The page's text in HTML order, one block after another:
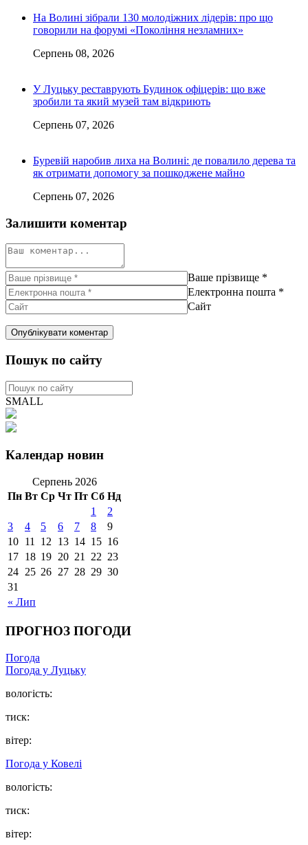
На Волині зібрали 130 молодіжних лідерів: про що
говорили на форумі «Покоління незламних»
Серпень 08, 2026
У Луцьку реставрують Будинок офіцерів: що вже
зробили та який музей там відкриють
Серпень 07, 2026
Буревій наробив лиха на Волині: де повалило дерева та
як отримати допомогу за пошкоджене майно
Серпень 07, 2026
Залишити коментар
Ваше прізвище *
Електронна пошта *
Сайт
Пошук по сайту
SMALL
Календар новин
Серпень 2026
Пн Вт Ср Чт Пт Сб Нд
« Лип
1
2
3
4 5 6 7 8
9
10 11 12 13 14 15 16
17 18 19 20 21 22 23
24 25 26 27 28 29 30
31
ПРОГНОЗ ПОГОДИ
Погода
Погода у Луцьку
вологість:
тиск:
вітер:
Погода у Ковелі
вологість:
тиск:
вітер: